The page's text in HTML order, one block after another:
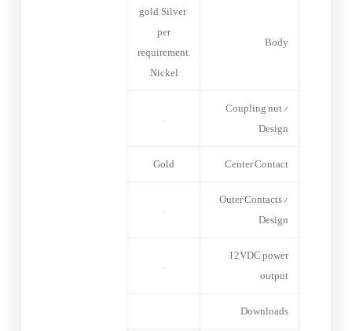
Body
gold, Silver
per
requirement,
Nickel,
Coupling nut /
Design
–
Center Contact
Gold
Outer Contacts /
Design
–
12VDC power
output
–
Downloads